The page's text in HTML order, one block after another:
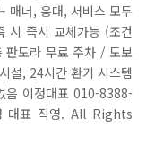
매너, 응대, 서비스 모두
시 즉시 교체가능 (조건
판도라 무료 주차 / 도보
설, 24시간 환기 시스템
음 이정대표 010-8388-
대표 직영. All Rights